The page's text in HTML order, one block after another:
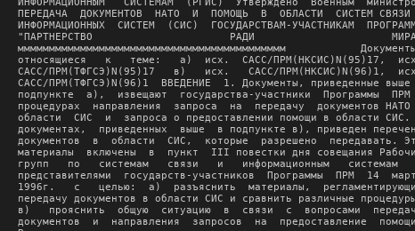
ПЕРЕДАЧА  ДОКУМЕНТОВ  НАТО  И  ПОМОЩЬ  В  ОБЛАСТИ  СИСТЕМ СВЯЗИ
ИНФОРМАЦИОННЫХ  СИСТЕМ  (СИС)  ГОСУДАРСТВАМ-УЧАСТНИКАМ
"ПАРТНЕРСТВО                      РАДИ
ммммммммммммммммммммммммммммммммммммммммммм
относящиеся   к   теме:   а)  исх.  САСС/ПРМ(НКСИС)N(95)17,
САСС/ПРМ(ТФГСЭ)N(95)17   в)   исх.   САСС/ПРМ(НКСИС)N(96)1,
САСС/ПРМ(ТФГСЭ)N(96)1  ВВЕДЕНИЕ  1. Документы, приведенные выше
подпункте  а),  извещают  государства-участники  Программы  ПРМ
процедурах  направления  запроса  на  передачу  документов НАТО
области  СИС  и  запроса о предоставлении помощи в области СИС.
документах,  приведенных  выше  в подпункте в), приведен
документов  в  области  СИС,  которые  разрешено  передавать.
материалы  включены  в  пункт  III повестки дня совещания
групп   по   системам   связи   и   информационным   системам
представителями  государств-участников  Программы  ПРМ  14
1996г.   с   целью:  а)  разъяснить  материалы,
передачу документов в области СИС и сравнить различные
в)   прояснить  общую  ситуацию  в  связи  с  вопросами
документов  и  направления  запросов  на  предоставление